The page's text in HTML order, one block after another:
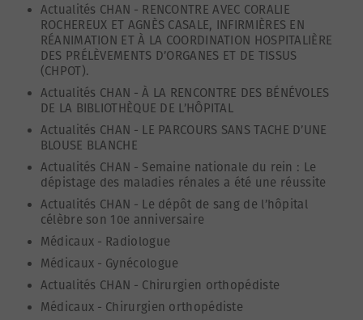
Actualités CHAN - RENCONTRE AVEC CORALIE
ROCHEREUX ET AGNÈS CASALE, INFIRMIÈRES EN
RÉANIMATION ET À LA COORDINATION HOSPITALIÈRE
DES PRÉLÈVEMENTS D’ORGANES ET DE TISSUS
(CHPOT).
Actualités CHAN -À LA RENCONTRE DES BÉNÉVOLES
DE LA BIBLIOTHÈQUE DE L’HÔPITAL
Actualités CHAN - LE PARCOURS SANS TACHE D’UNE
BLOUSE BLANCHE
Actualités CHAN - Semaine nationale du rein : Le
dépistage des maladies rénales a été une réussite
Actualités CHAN - Le dépôt de sang de l’hôpital
célèbre son 10e anniversaire
Médicaux - Radiologue
Médicaux - Gynécologue
Actualités CHAN - Chirurgien orthopédiste
Médicaux - Chirurgien orthopédiste